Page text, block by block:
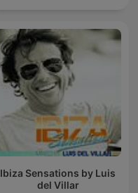
Ibiza Sensations by Luis
del Villar